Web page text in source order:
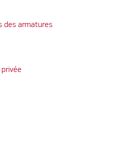
des armatures